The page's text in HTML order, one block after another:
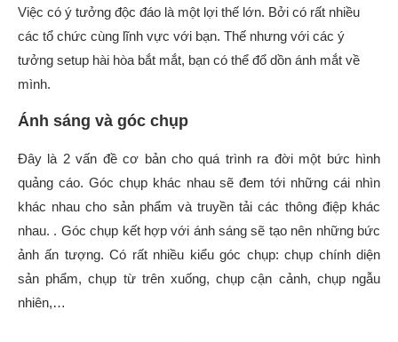
Việc có ý tưởng độc đáo là một lợi thế lớn. Bởi có rất nhiều
các tổ chức cùng lĩnh vực với bạn. Thế nhưng với các ý
tưởng setup hài hòa bắt mắt, bạn có thể đổ dồn ánh mắt về
mình.
Ánh sáng và góc chụp
Đây là 2 vấn đề cơ bản cho quá trình ra đời một bức hình
quảng cáo. Góc chụp khác nhau sẽ đem tới những cái nhìn
khác nhau cho sản phẩm và truyền tải các thông điệp khác
nhau. . Góc chụp kết hợp với ánh sáng sẽ tạo nên những bức
ảnh ấn tượng. Có rất nhiều kiểu góc chụp: chụp chính diện
sản phẩm, chụp từ trên xuống, chụp cận cảnh, chụp ngẫu
nhiên,…